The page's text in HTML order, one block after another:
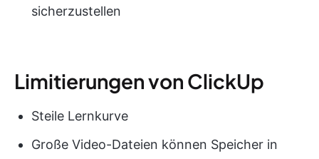
sicherzustellen
Limitierungen von ClickUp
Steile Lernkurve
Große Video-Dateien können Speicher in